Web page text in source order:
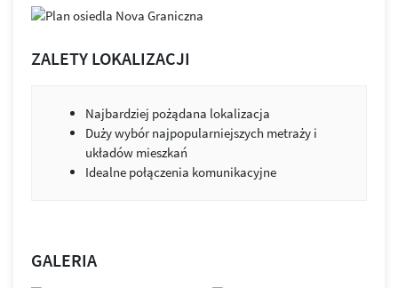
łatwej aranżacji. Przestronne balkony zapewniają
ludziom i ich potrzebom.
budynkami i praktyczne udogodnienia. Projekt łączy jasną
elewację z kolorystycznymi akcentami. Budynki zostały
wykonane z wysokiej klasy materiałów wykończeniowych.
Nie brakuje tu również miejsc parkingowych, zarówno
Zabudowa została tak zaprojektowana, by jak najwięcej
ZALETY LOKALIZACJI
Najbardziej pożądana lokalizacja
Duży wybór najpopularniejszych metraży i
układów mieszkań
Idealne połączenia komunikacyjne
GALERIA